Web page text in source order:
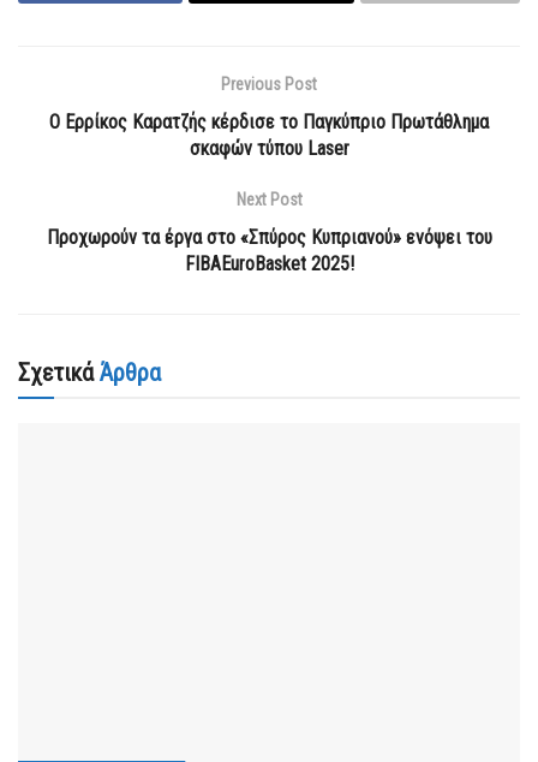
Previous Post
Ο Ερρίκος Καρατζής κέρδισε το Παγκύπριο Πρωτάθλημα
σκαφών τύπου Laser
Next Post
Προχωρούν τα έργα στο «Σπύρος Κυπριανού» ενόψει του
FIBAEuroBasket 2025!
ΣχετικάΆρθρα